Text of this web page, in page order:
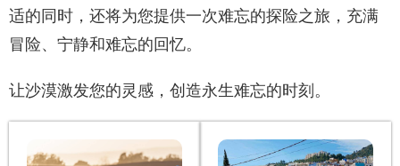
适的同时，还将为您提供一次难忘的探险之旅，充满
冒险、宁静和难忘的回忆。
让沙漠激发您的灵感，创造永生难忘的时刻。